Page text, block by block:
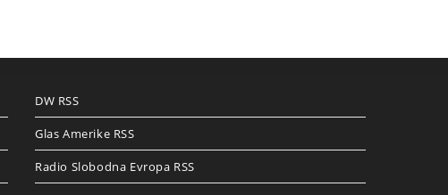
DW RSS
Glas Amerike RSS
Radio Slobodna Evropa RSS